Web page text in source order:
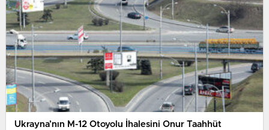
Ukrayna’nın M-12 Otoyolu İhalesini Onur Taahhüt